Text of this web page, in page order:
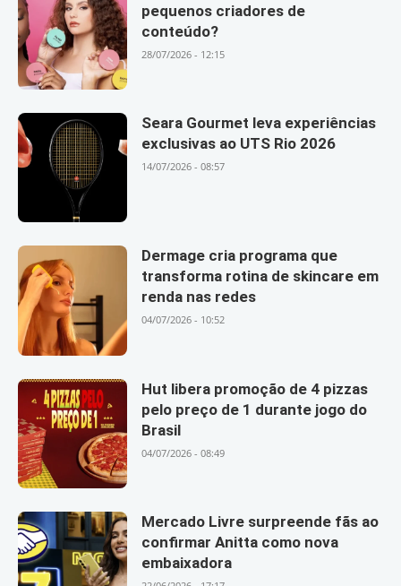
pequenos criadores de
conteúdo?
28/07/2026 - 12:15
Seara Gourmet leva experiências
exclusivas ao UTS Rio 2026
14/07/2026 - 08:57
Dermage cria programa que
transforma rotina de skincare em
renda nas redes
04/07/2026 - 10:52
Hut libera promoção de 4 pizzas
pelo preço de 1 durante jogo do
Brasil
04/07/2026 - 08:49
Mercado Livre surpreende fãs ao
confirmar Anitta como nova
embaixadora